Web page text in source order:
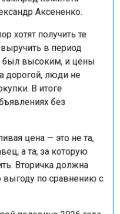
Аксененко.
хотят получить те
в период
был высоким, и цены
дорогой, люди не
В итоге
без
цена — это не та,
а та, за которую
Вторичка должна
по сравнению с